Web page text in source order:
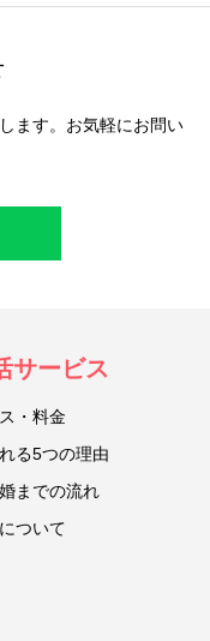
ます。お気軽にお問い
サービス
・料金
る5つの理由
までの流れ
ついて